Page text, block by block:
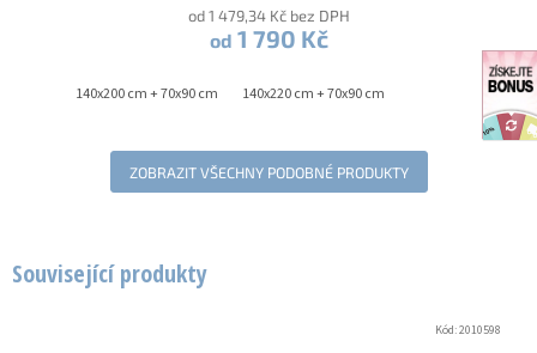
Související produkty
Kód:2010598
od 1 479,34 Kč bez DPH
od 1 790 Kč
140x200 cm + 70x90 cm 140x220 cm + 70x90 cm
ZOBRAZIT VŠECHNY PODOBNÉ PRODUKTY